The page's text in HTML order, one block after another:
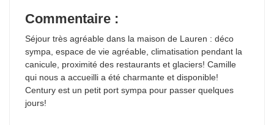
Commentaire :
Séjour très agréable dans la maison de Lauren : déco
sympa, espace de vie agréable, climatisation pendant la
canicule, proximité des restaurants et glaciers! Camille
qui nous a accueilli a été charmante et disponible!
Century est un petit port sympa pour passer quelques
jours!